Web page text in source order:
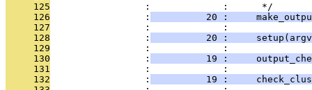
     125
                 :             :      */
     126
                 :
20 :
     127
                 :             :
     128
                 :
20 :
     129
                 :             :
     130
                 :
19 :
     131
                 :             :
     132
                 :
19 :